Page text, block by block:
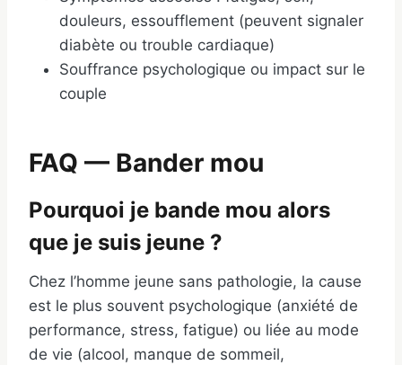
douleurs, essoufflement (peuvent signaler
diabète ou trouble cardiaque)
Souffrance psychologique ou impact sur le
couple
FAQ — Bander mou
Pourquoi je bande mou alors
que je suis jeune ?
Chez l’homme jeune sans pathologie, la cause
est le plus souvent psychologique (anxiété de
performance, stress, fatigue) ou liée au mode
de vie (alcool, manque de sommeil,